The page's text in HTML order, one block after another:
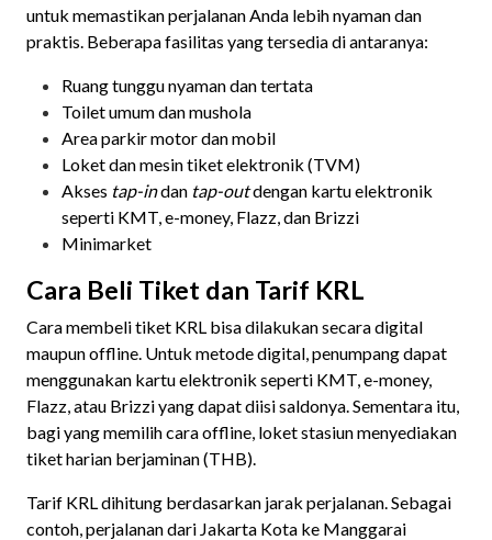
untuk memastikan perjalanan Anda lebih nyaman dan
praktis. Beberapa fasilitas yang tersedia di antaranya:
Ruang tunggu nyaman dan tertata
Toilet umum dan mushola
Area parkir motor dan mobil
Loket dan mesin tiket elektronik (TVM)
Akses tap-indan tap-outdengan kartu elektronik
seperti KMT, e-money, Flazz, dan Brizzi
Minimarket
Cara Beli Tiket dan Tarif KRL
Cara membeli tiket KRL bisa dilakukan secara digital
maupun offline. Untuk metode digital, penumpang dapat
menggunakan kartu elektronik seperti KMT, e-money,
Flazz, atau Brizzi yang dapat diisi saldonya. Sementara itu,
bagi yang memilih cara offline, loket stasiun menyediakan
tiket harian berjaminan (THB).
Tarif KRL dihitung berdasarkan jarak perjalanan. Sebagai
contoh, perjalanan dari Jakarta Kota ke Manggarai